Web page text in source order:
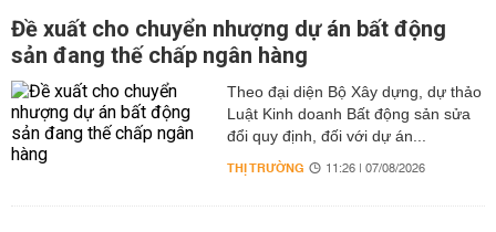
Đề xuất cho chuyển nhượng dự án bất động
sản đang thế chấp ngân hàng
Theo đại diện Bộ Xây dựng, dự thảo
Luật Kinh doanh Bất động sản sửa
đổi quy định, đối với dự án...
THỊ TRƯỜNG 11:26 | 07/08/2026